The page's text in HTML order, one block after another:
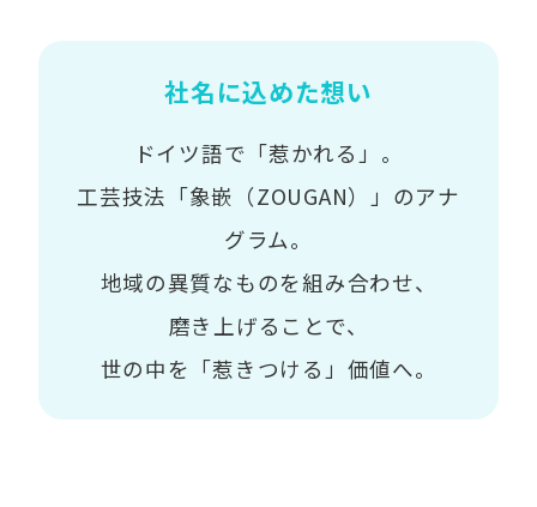
社名に込めた想い
ドイツ語で「惹かれる」。
工芸技法「象嵌（ZOUGAN）」のアナ
グラム。
地域の異質なものを組み合わせ、
磨き上げることで、
世の中を「惹きつける」価値へ。